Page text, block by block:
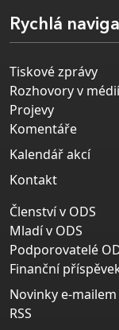
Rychlá
Tiskové zprávy
Rozhovory v
Projevy
Komentáře
Kalendář akcí
Kontakt
Členství v ODS
Mladí v ODS
Podporovatelé
Finanční
Novinky e-mailem
RSS